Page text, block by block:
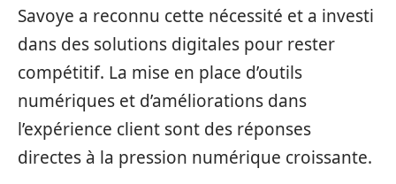
Savoye a reconnu cette nécessité et a investi
dans des solutions digitales pour rester
compétitif. La mise en place d’outils
numériques et d’améliorations dans
l’expérience client sont des réponses
directes à la pression numérique croissante.